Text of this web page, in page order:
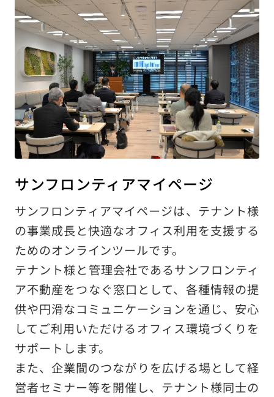
サンフロンティアマイページ
サンフロンティアマイページは、テナント様
の事業成長と快適なオフィス利用を支援する
ためのオンラインツールです。
テナント様と管理会社であるサンフロンティ
ア不動産をつなぐ窓口として、各種情報の提
供や円滑なコミュニケーションを通じ、安心
してご利用いただけるオフィス環境づくりを
サポートします。
また、企業間のつながりを広げる場として経
営者セミナー等を開催し、テナント様同士の